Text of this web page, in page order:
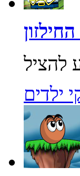
ילדים